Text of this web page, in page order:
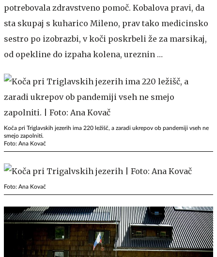
potrebovala zdravstveno pomoč. Kobalova pravi, da
sta skupaj s kuharico Mileno, prav tako medicinsko
sestro po izobrazbi, v koči poskrbeli že za marsikaj,
od opekline do izpaha kolena, ureznin …
Koča pri Triglavskih jezerih ima 220 ležišč, a zaradi ukrepov ob pandemiji vseh ne
smejo zapolniti.
Foto: Ana Kovač
Foto: Ana Kovač